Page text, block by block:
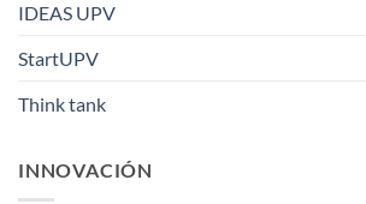
IDEAS UPV
StartUPV
Think tank
INNOVACIÓN